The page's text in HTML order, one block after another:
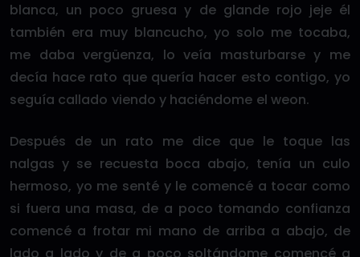
blanca, un poco gruesa y de glande rojo jeje él
también era muy blancucho, yo solo me tocaba,
me daba vergüenza, lo veía masturbarse y me
decía hace rato que quería hacer esto contigo, yo
seguía callado viendo y haciéndome el weon.
Después de un rato me dice que le toque las
nalgas y se recuesta boca abajo, tenía un culo
hermoso, yo me senté y le comencé a tocar como
si fuera una masa, de a poco tomando confianza
comencé a frotar mi mano de arriba a abajo, de